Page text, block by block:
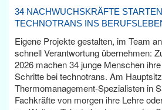
34 NACHWUCHSKRÄFTE
TECHNOTRANS INS
Eigene Projekte gestalten, im Team
schnell Verantwortung übernehmen:
2026 machen 34 junge Menschen
Schritte bei technotrans. Am
Thermomanagement-Spezialisten in
Fachkräfte von morgen ihre Lehre